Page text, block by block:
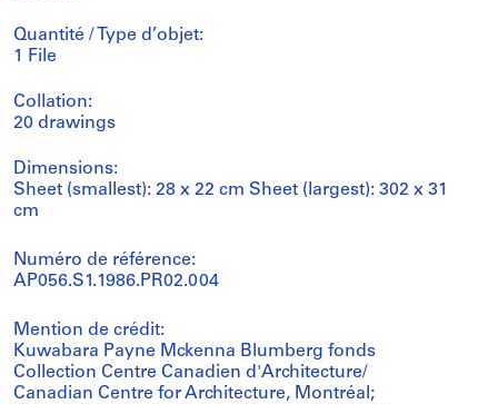
Quantité / Type d’objet:
1 File
Collation:
20 drawings
Dimensions:
Sheet (smallest): 28 x 22 cm Sheet (largest): 302 x 31
cm
Numéro de référence:
AP056.S1.1986.PR02.004
Mention de crédit:
Kuwabara Payne Mckenna Blumberg fonds
Collection Centre Canadien d'Architecture/
Canadian Centre for Architecture, Montréal;